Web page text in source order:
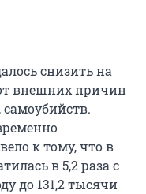
снизить на
внешних причин
к тому, что в
в 5,2 раза с
до 131,2 тысячи